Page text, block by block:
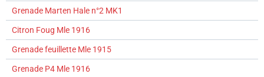
Grenade Marten Hale n°2 MK1
Citron Foug Mle 1916
Grenade feuillette Mle 1915
Grenade P4 Mle 1916